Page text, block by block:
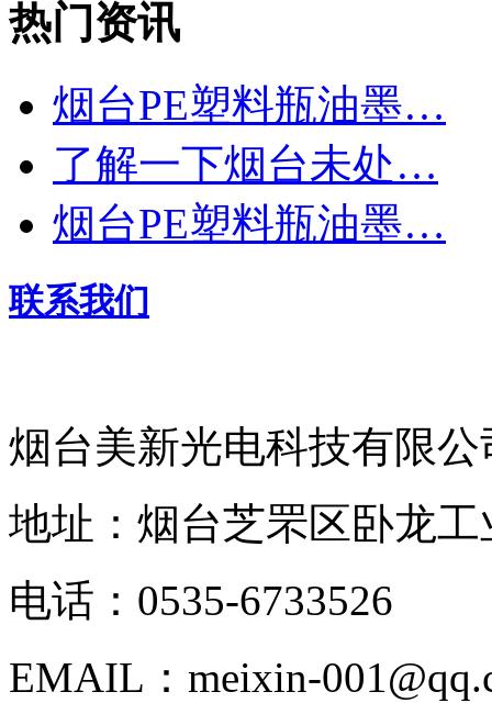
热门资讯
烟台PE塑料瓶油墨…
了解一下烟台未处…
烟台PE塑料瓶油墨…
联系我们
烟台美新光电科技有限公
地址：烟台芝罘区卧龙
电话：0535-6733526
EMAIL：meixin-